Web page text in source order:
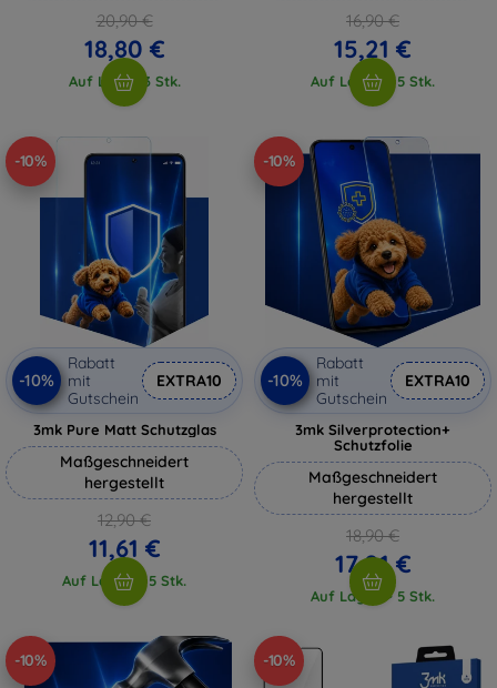
20,90 €
18,80 €
Auf Lager 3 Stk.
16,90 €
15,21 €
Auf Lager > 5 Stk.
-10%
-10%
Rabatt
mit
Gutschein
EXTRA10
3mk Pure Matt Schutzglas
Maßgeschneidert
hergestellt
12,90 €
11,61 €
Auf Lager > 5 Stk.
-10%
-10%
Rabatt
mit
Gutschein
EXTRA10
3mk Silverprotection+
Schutzfolie
Maßgeschneidert
hergestellt
18,90 €
17,01 €
Auf Lager > 5 Stk.
-10% -10%